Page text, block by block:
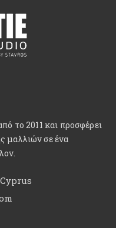
το 2011 και προσφέρει
μαλλιών σε ένα